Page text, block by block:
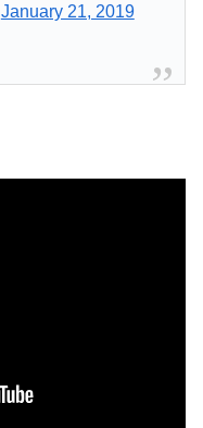
January 21, 2019